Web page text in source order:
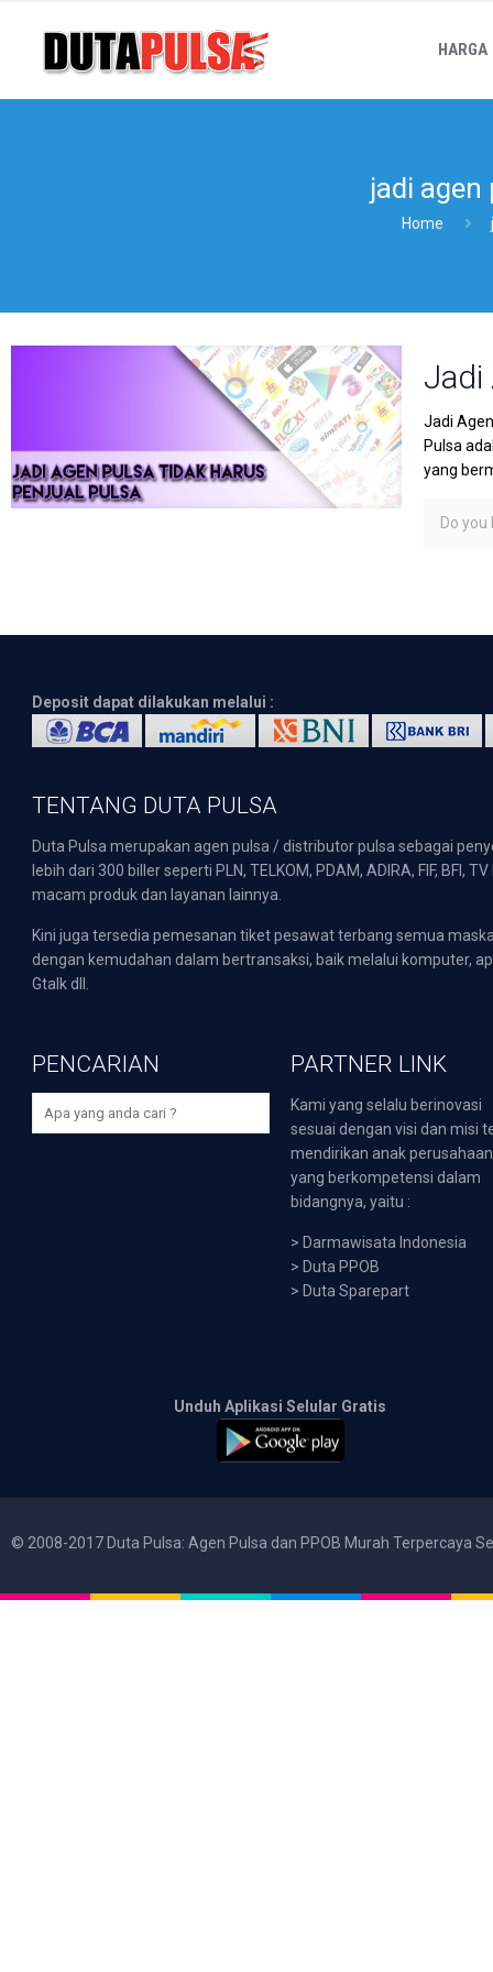
HARGA
jadi
Home
Jadi
Jadi
Pulsa
yang
Do you
Deposit dapat dilakukan melalui :
TENTANG DUTA PULSA
Duta Pulsa merupakan agen pulsa / distributor pulsa sebagai
lebih dari 300 biller seperti PLN, TELKOM, PDAM, ADIRA, FIF,
macam produk dan layanan lainnya.
Kini juga tersedia pemesanan tiket pesawat terbang semua
dengan kemudahan dalam bertransaksi, baik melalui komputer,
Gtalk dll.
PENCARIAN PARTNER LINK
Kami yang selalu berinovasi
sesuai dengan visi dan misi
mendirikan anak perusahaan
yang berkompetensi dalam
bidangnya, yaitu :
> Darmawisata Indonesia
> Duta PPOB
> Duta Sparepart
Unduh Aplikasi Selular Gratis
© 2008-2017 Duta Pulsa: Agen Pulsa dan PPOB Murah Terpercaya